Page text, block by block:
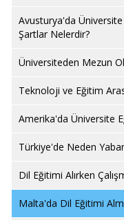
Avusturya'da
Şartlar Nelerdir?
Üniversiteden Mezun
Teknoloji ve Eğitim
Amerika'da Üniversite
Türkiye'de Neden
Dil Eğitimi Alırken
Malta'da Dil Eğitimi